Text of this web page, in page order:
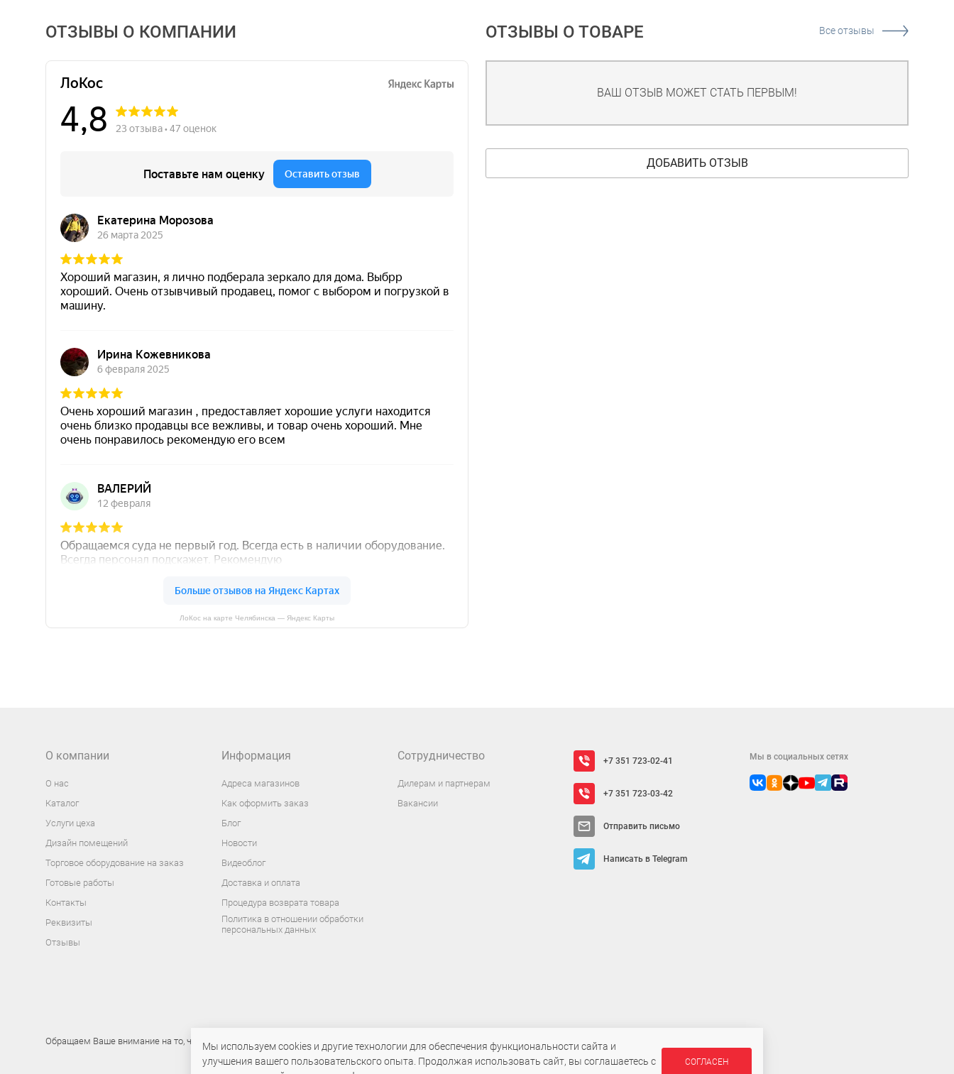
ОТЗЫВЫ О КОМПАНИИ
ЛоКос на карте Челябинска — Яндекс Карты
ОТЗЫВЫ О ТОВАРЕ Все отзывы
ВАШ ОТЗЫВ МОЖЕТ СТАТЬ ПЕРВЫМ!
ДОБАВИТЬ ОТЗЫВ
О компании
О нас
Каталог
Услуги цеха
Дизайн помещений
Торговое оборудование на заказ
Готовые работы
Контакты
Реквизиты
Отзывы
Информация
Адреса магазинов
Как оформить заказ
Блог
Новости
Видеоблог
Доставка и оплата
Процедура возврата товара
Политика в отношении обработки
персональных данных
Сотрудничество
Дилерам и партнерам
Вакансии
+7 351 723-02-41
+7 351 723-03-42
Отправить письмо
Написать в Telegram
Мы в социальных сетях
Обращаем Ваше внимание на то, что данный интернет-сайт носит исключительно информационный характер и ни при каких условиях не является публичной офертой
Мы используем cookies и другие технологии для обеспечения функциональности сайта и
улучшения вашего пользовательского опыта. Продолжая использовать сайт, вы соглашаетесь с
СОГЛАСЕН